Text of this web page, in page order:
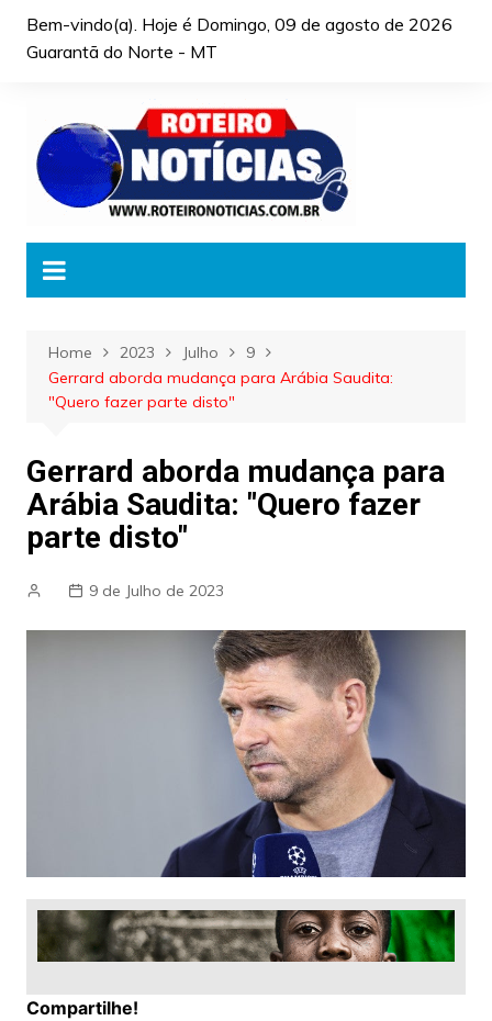
Bem-vindo(a). Hoje é Domingo, 09 de agosto de 2026
Guarantã do Norte - MT
Home 2023 Julho
9
Gerrard aborda mudança para Arábia Saudita:
"Quero fazer parte disto"
Gerrard aborda mudança para
Arábia Saudita: "Quero fazer
parte disto"
9 de Julho de 2023
Compartilhe!